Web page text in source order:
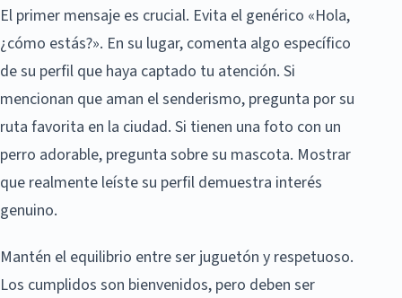
El primer mensaje es crucial. Evita el genérico «Hola,
¿cómo estás?». En su lugar, comenta algo específico
de su perfil que haya captado tu atención. Si
mencionan que aman el senderismo, pregunta por su
ruta favorita en la ciudad. Si tienen una foto con un
perro adorable, pregunta sobre su mascota. Mostrar
que realmente leíste su perfil demuestra interés
genuino.
Mantén el equilibrio entre ser juguetón y respetuoso.
Los cumplidos son bienvenidos, pero deben ser